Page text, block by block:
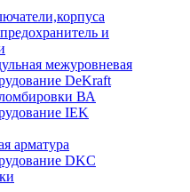
и
межуровневая
DeKraft
ВА
IEK
арматура
DKC